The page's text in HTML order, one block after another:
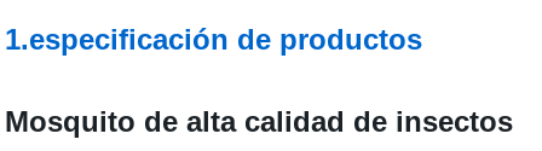
1.especificación de productos
Mosquito de alta calidad de insectos